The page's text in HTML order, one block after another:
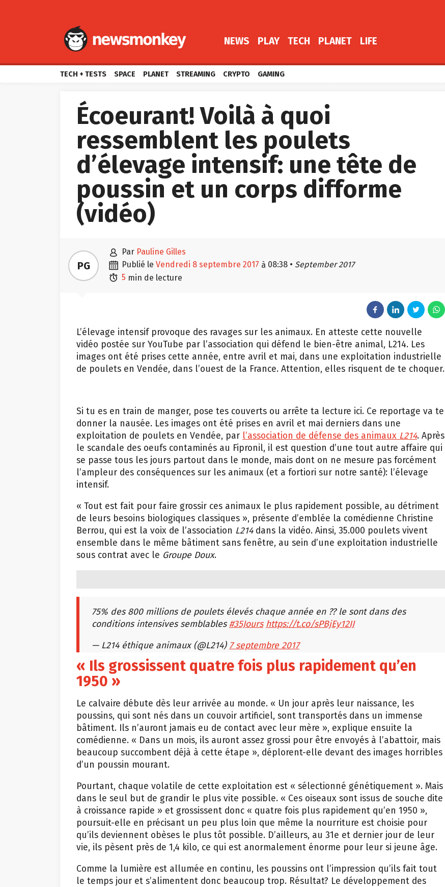
NEWS PLAY TECH PLANET LIFE
TECH + TESTS SPACE PLANET STREAMING CRYPTO GAMING
Écoeurant! Voilà à quoi
ressemblent les poulets
d’élevage intensif: une tête de
poussin et un corps difforme
(vidéo)
PG
 par Pauline Gilles
 publié le vendredi 8 septembre 2017 à 08:38 • September 2017
 5 min de lecture
L’élevage intensif provoque des ravages sur les animaux. En atteste cette nouvelle
vidéo postée sur YouTube par l’association qui défend le bien-être animal, L214. Les
images ont été prises cette année, entre avril et mai, dans une exploitation industrielle
de poulets en Vendée, dans l’ouest de la France. Attention, elles risquent de te choquer.
Si tu es en train de manger, pose tes couverts ou arrête ta lecture ici. Ce reportage va te
donner la nausée. Les images ont été prises en avril et mai derniers dans une
exploitation de poulets en Vendée, par l’association de défense des animaux L214. Après
le scandale des oeufs contaminés au Fipronil, il est question d’une tout autre affaire qui
se passe tous les jours partout dans le monde, mais dont on ne mesure pas forcément
l’ampleur des conséquences sur les animaux (et a fortiori sur notre santé): l’élevage
intensif.
« Tout est fait pour faire grossir ces animaux le plus rapidement possible, au détriment
de leurs besoins biologiques classiques », présente d’emblée la comédienne Christine
Berrou, qui est la voix de l’association L214dans la vidéo. Ainsi, 35.000 poulets vivent
ensemble dans le même bâtiment sans fenêtre, au sein d’une exploitation industrielle
sous contrat avec le Groupe Doux.
75% des 800 millions de poulets élevés chaque année en ?? le sont dans des
conditions intensives semblables#35Jours https://t.co/sPBjEy12IJ
— L214 éthique animaux (@L214) 7 septembre 2017
« Ils grossissent quatre fois plus rapidement qu’en
1950 »
Le calvaire débute dès leur arrivée au monde. « Un jour après leur naissance, les
poussins, qui sont nés dans un couvoir artificiel, sont transportés dans un immense
bâtiment. Ils n’auront jamais eu de contact avec leur mère », explique ensuite la
comédienne. « Dans un mois, ils auront assez grossi pour être envoyés à l’abattoir, mais
beaucoup succombent déjà à cette étape », déplorent-elle devant des images horribles
d’un poussin mourant.
Pourtant, chaque volatile de cette exploitation est « sélectionné génétiquement ». Mais
dans le seul but de grandir le plus vite possible. « Ces oiseaux sont issus de souche dite
à croissance rapide » et grossissent donc « quatre fois plus rapidement qu’en 1950 »,
poursuit-elle en précisant un peu plus loin que même la nourriture est choisie pour
qu’ils deviennent obèses le plus tôt possible. D’ailleurs, au 31e et dernier jour de leur
vie, ils pèsent près de 1,4 kilo, ce qui est anormalement énorme pour leur si jeune âge.
Comme la lumière est allumée en continu, les poussins ont l’impression qu’ils fait tout
le temps jour et s’alimentent donc beaucoup trop. Résultat? Le développement des